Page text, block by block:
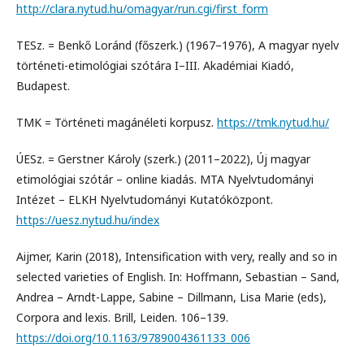
http://clara.nytud.hu/omagyar/run.cgi/first_form
TESz. = Benkő Loránd (főszerk.) (1967–1976), A magyar nyelv
történeti-etimológiai szótára I–III. Akadémiai Kiadó,
Budapest.
TMK = Történeti magánéleti korpusz. https://tmk.nytud.hu/
ÚESz. = Gerstner Károly (szerk.) (2011–2022), Új magyar
etimológiai szótár – online kiadás. MTA Nyelvtudományi
Intézet – ELKH Nyelvtudományi Kutatóközpont.
https://uesz.nytud.hu/index
Aijmer, Karin (2018), Intensification with very, really and so in
selected varieties of English. In: Hoffmann, Sebastian – Sand,
Andrea – Arndt-Lappe, Sabine – Dillmann, Lisa Marie (eds),
Corpora and lexis. Brill, Leiden. 106–139.
https://doi.org/10.1163/9789004361133_006